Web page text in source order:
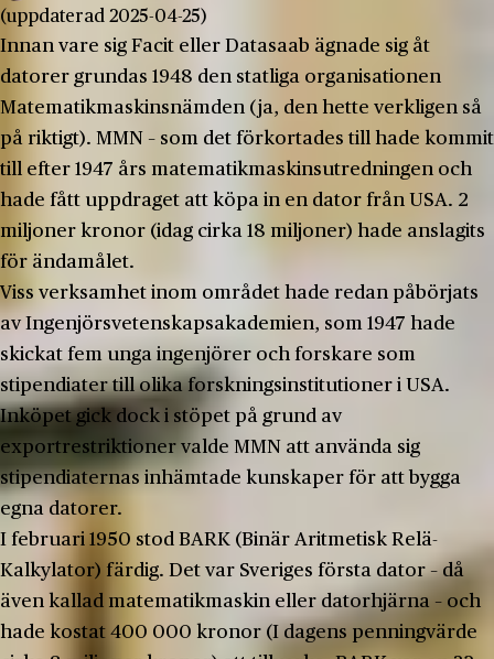
(uppdaterad 2025-04-25)
Innan vare sig Facit eller Datasaab ägnade sig åt
datorer grundas 1948 den statliga organisationen
Matematikmaskinsnämden (ja, den hette verkligen så
på riktigt). MMN – som det förkortades till hade kommit
till efter 1947 års matematikmaskinsutredningen och
hade fått uppdraget att köpa in en dator från USA. 2
miljoner kronor (idag cirka 18 miljoner) hade anslagits
för ändamålet.
Viss verksamhet inom området hade redan påbörjats
av Ingenjörsvetenskapsakademien, som 1947 hade
skickat fem unga ingenjörer och forskare som
stipendiater till olika forskningsinstitutioner i USA.
Inköpet gick dock i stöpet på grund av
exportrestriktioner valde MMN att använda sig
stipendiaternas inhämtade kunskaper för att bygga
egna datorer.
I februari 1950 stod BARK (Binär Aritmetisk Relä-
Kalkylator) färdig. Det var Sveriges första dator – då
även kallad matematikmaskin eller datorhjärna – och
hade kostat 400 000 kronor (I dagens penningvärde